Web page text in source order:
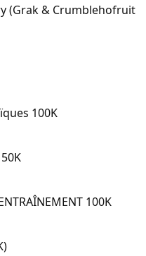
(Grak & Crumblehofruit
100K
100K